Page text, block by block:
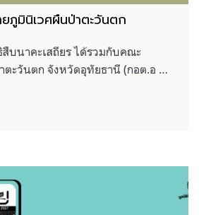
ภูมินิเวศผืนป่าตะวันตก
บนาคะเสถียร ได้รวมกับคณะ
ตะวันตก จังหวัดอุทัยธานี (กอต.อ …
เครือข่ายภูมินิเวศผืนป่าตะวันตก